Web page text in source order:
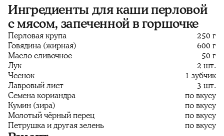
Ингредиенты для каши перловой
с мясом, запеченной в горшочке
Перловая крупа
250 г
Говядина (жирная)
600 г
Масло сливочное
50 г
Лук
2 шт.
Чеснок
1 зубчик
Лавровый лист
3 шт.
Семена кориандра
по вкусу
Кумин (зира)
по вкусу
Молотый чёрный перец
по вкусу
Петрушка и другая зелень
по вкусу